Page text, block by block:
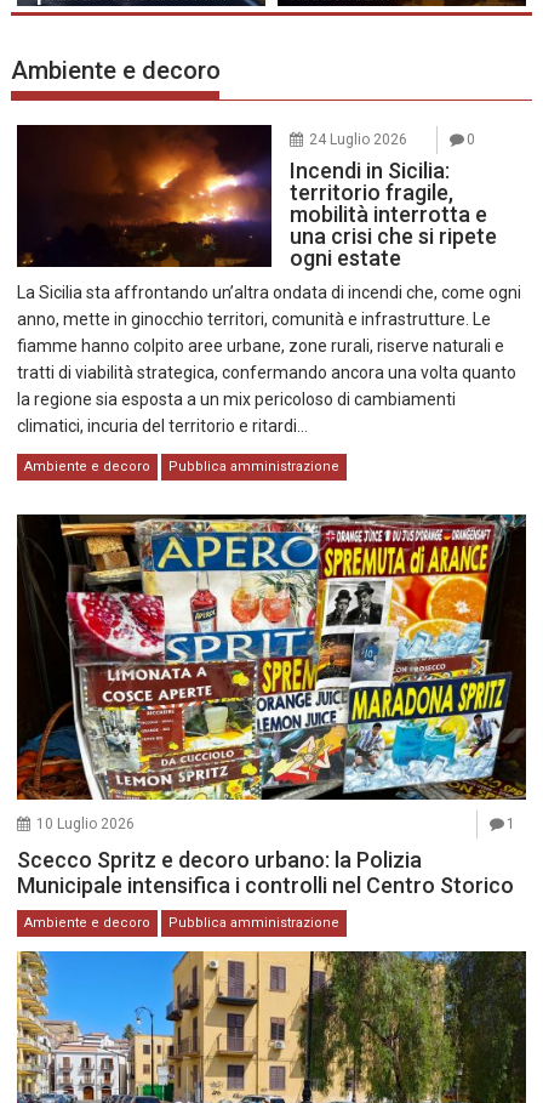
Ambiente e decoro
24 Luglio 2026 0
Incendi in Sicilia:
territorio fragile,
mobilità interrotta e
una crisi che si ripete
ogni estate
La Sicilia sta affrontando un’altra ondata di incendi che, come ogni
anno, mette in ginocchio territori, comunità e infrastrutture. Le
fiamme hanno colpito aree urbane, zone rurali, riserve naturali e
tratti di viabilità strategica, confermando ancora una volta quanto
la regione sia esposta a un mix pericoloso di cambiamenti
climatici, incuria del territorio e ritardi…
Ambiente e decoro Pubblica amministrazione
10 Luglio 2026 1
Scecco Spritz e decoro urbano: la Polizia
Municipale intensifica i controlli nel Centro Storico
Ambiente e decoro Pubblica amministrazione